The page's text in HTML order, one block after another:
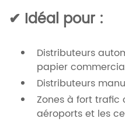
✔ Idéal pour :
Distributeurs
papier
Distributeurs
Zones à fort trafic
aéroports et les